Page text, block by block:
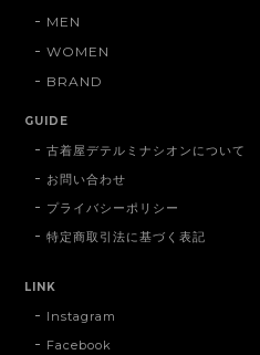
MEN
WOMEN
BRAND
GUIDE
古着屋デテルミナシオンについて
お問い合わせ
プライバシーポリシー
特定商取引法に基づく表記
LINK
Instagram
Facebook